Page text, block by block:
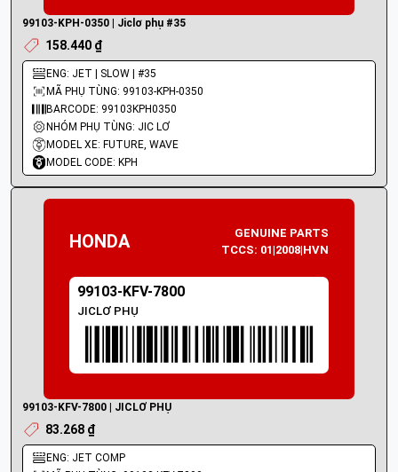
99103-KPH-0350 | Jiclơ phụ #35
158.440 ₫
ENG: JET | SLOW | #35
MÃ PHỤ TÙNG: 99103-KPH-0350
BARCODE: 99103KPH0350
NHÓM PHỤ TÙNG: JIC LƠ
MODEL XE: FUTURE, WAVE
MODEL CODE: KPH
HONDA
GENUINE PARTS
TCCS: 01|2008|HVN
99103-KFV-7800
JICLƠ PHỤ
99103-KFV-7800 | JICLƠ PHỤ
83.268 ₫
ENG: JET COMP